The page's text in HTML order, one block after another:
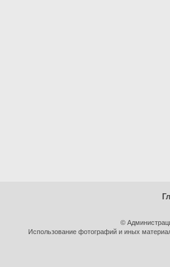
©
Использование фотографий и иных